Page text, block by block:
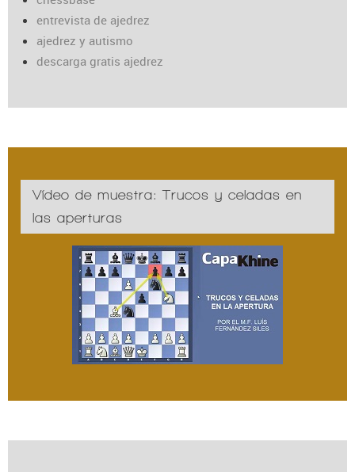
entrevista de ajedrez
ajedrez y autismo
descarga gratis ajedrez
Vídeo de muestra: Trucos y celadas en
las aperturas